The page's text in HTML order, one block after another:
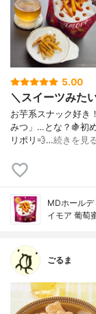
5.00
＼スイーツみた
お芋系スナック好き
みつ」…とな？🍇⁡初
リポリ💨⁡…続きを見
MDホールデ
イモア 葡萄
ごるま